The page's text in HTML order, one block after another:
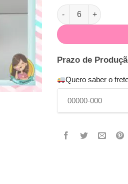
Saia para Cupcake
Prazo de
Quero saber o